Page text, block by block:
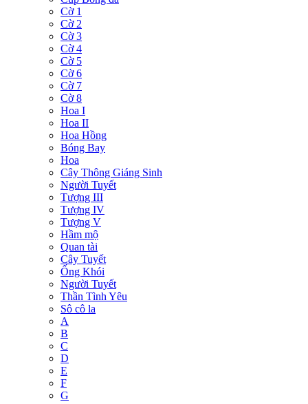
Cờ 1
Cờ 2
Cờ 3
Cờ 4
Cờ 5
Cờ 6
Cờ 7
Cờ 8
Hoa I
Hoa II
Hoa Hồng
Bóng Bay
Hoa
Cây Thông Giáng Sinh
Người Tuyết
Tượng III
Tượng IV
Tượng V
Hầm mộ
Quan tài
Cây Tuyết
Ống Khói
Người Tuyết
Thần Tình Yêu
Sô cô la
A
B
C
D
E
F
G